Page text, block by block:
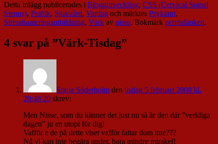
Detta inlägg publicerades i Bloggutveckling, CSS (Cervical Spinal
Stenos), Politik, Sjukvård, Vardag och märktes Psykiatri,
Stresshanteringsutbildning, Värk av nisse. Bokmärk permalänken.
4 svar på ”Värk-Tisdag”
Sonja Söderholm den tisdag 5 februari 2008 kl.
20:48 20 skrev:
Men Nisse, som du känner det just nu så är den där ”verkliga
dagen” ju en utopi för dig!
Vafför e de på dette viset vafför fattar dom inte???
Nå vi kan inte begära under, bara mindre mirakel!